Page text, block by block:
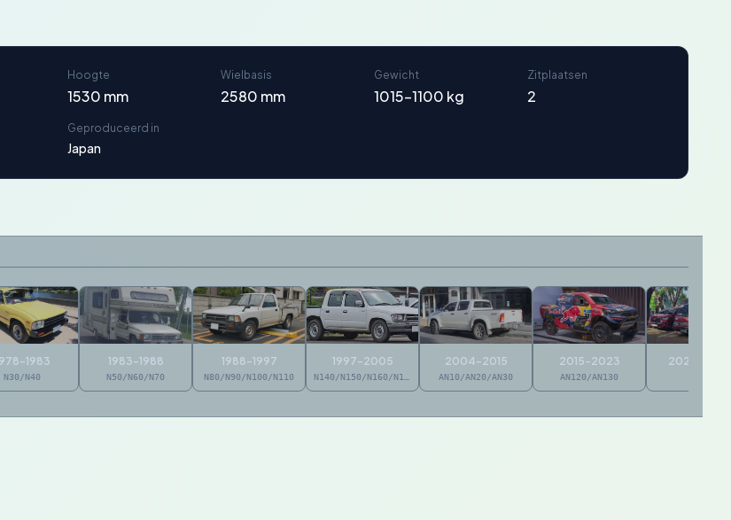
Hoogte
1530 mm
Wielbasis
2580 mm
Gewicht
1015-1100 kg
Zitplaatsen
2
Geproduceerd in
Japan
1983
N30/N40
1983-1988
N50/N60/N70
1988-1997
N80/N90/N100/N110
1997-2005 2004-2015
AN10/AN20/AN30
2015-2023
AN120/AN130
2023-